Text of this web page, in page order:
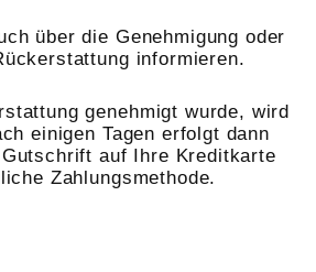
über die Genehmigung oder
informieren.
genehmigt wurde, wird
einigen Tagen erfolgt dann
auf Ihre Kreditkarte
Zahlungsmethode.